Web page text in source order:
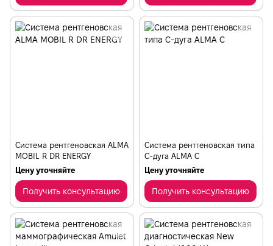
Система рентгеновская ALMA
MOBIL R DR ENERGY
Цену уточняйте
Получить консультацию
Cистема рентгеновская типа
С-дуга ALMA C
Цену уточняйте
Получить консультацию